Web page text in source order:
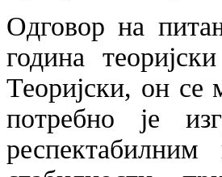
Одговор на
година
Теоријски, он се
потребно је